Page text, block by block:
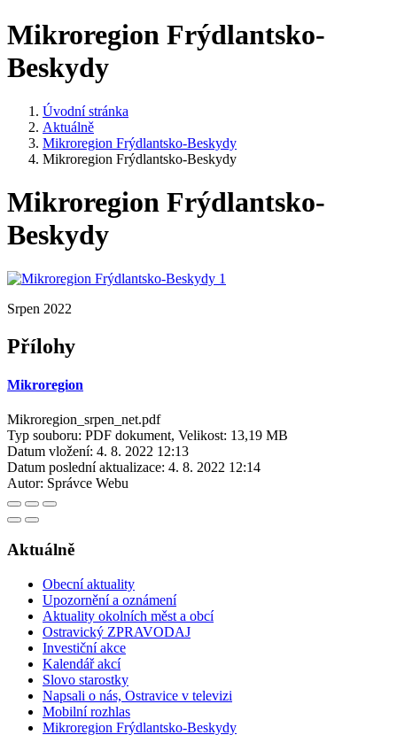
Mikroregion Frýdlantsko-
Beskydy
Úvodní stránka
Aktuálně
Mikroregion Frýdlantsko-Beskydy
Mikroregion Frýdlantsko-Beskydy
Mikroregion Frýdlantsko-
Beskydy
Srpen 2022
Přílohy
Mikroregion
Mikroregion_srpen_net.pdf
Typ souboru: PDF dokument, Velikost: 13,19 MB
Datum vložení: 4. 8. 2022 12:13
Datum poslední aktualizace: 4. 8. 2022 12:14
Autor: Správce Webu
Aktuálně
Obecní aktuality
Upozornění a oznámení
Aktuality okolních měst a obcí
Ostravický ZPRAVODAJ
Investiční akce
Kalendář akcí
Slovo starostky
Napsali o nás, Ostravice v televizi
Mobilní rozhlas
Mikroregion Frýdlantsko-Beskydy